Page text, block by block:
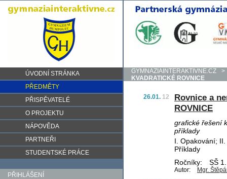
ÚVODNÍ STRÁNKA
PŘEDMĚTY
PŘISPĚVATELÉ
O PROJEKTU
NÁPOVĚDA
PARTNEŘI
STUDENTSKÉ PRÁCE
PŘIHLÁŠENÍ
GYMNAZIAINTERAKTIVNE.CZ
>
KVADRATICKÉ ROVNICE
26.01. 12
Rovnice a
ROVNICE
grafické řešení
příklady
I. Opakování;
Příklady
Ročníky:
SŠ
Autor: Mgr.